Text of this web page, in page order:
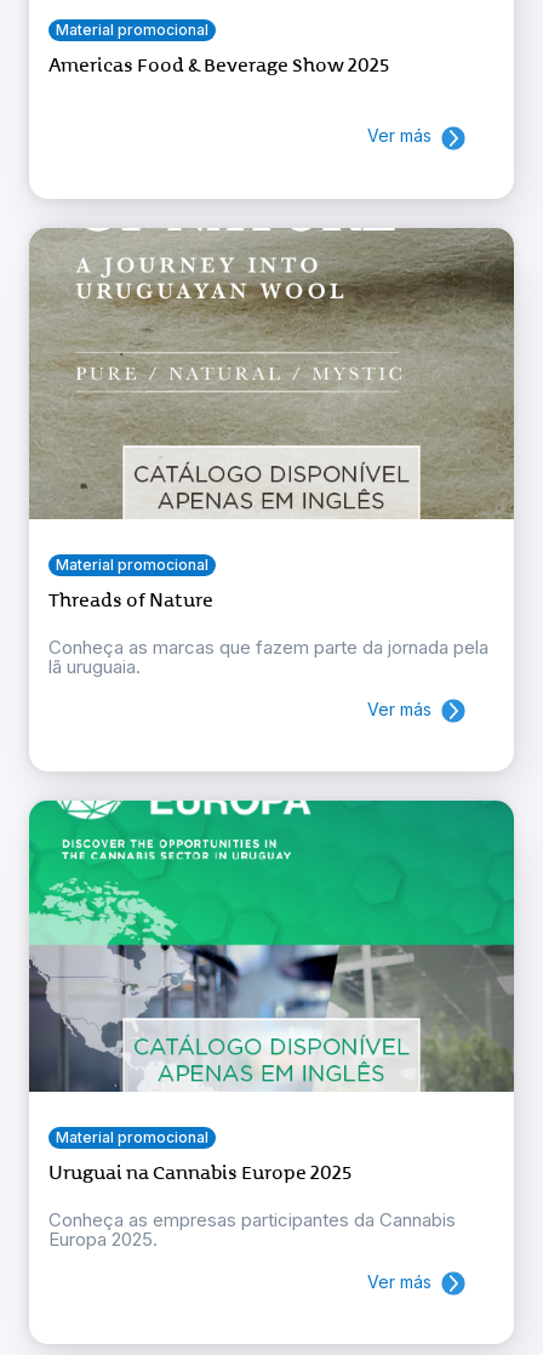
Material promocional
Americas Food & Beverage Show 2025
Ver más
Material promocional
Threads of Nature
Conheça as marcas que fazem parte da jornada pela
lã uruguaia.
Ver más
Material promocional
Uruguai na Cannabis Europe 2025
Conheça as empresas participantes da Cannabis
Europa 2025.
Ver más